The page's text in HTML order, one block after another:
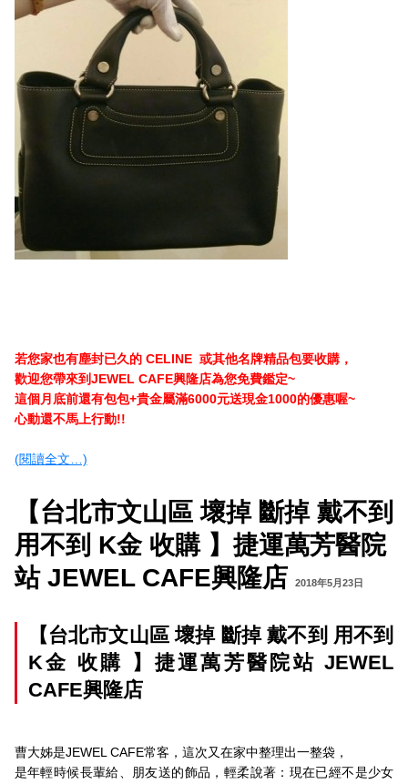
若您家也有塵封已久的 CELINE或其他名牌精品包要收購，
歡迎您帶來到JEWEL CAFE興隆店為您免費鑑定~
這個月底前還有包包+貴金屬滿6000元送現金1000的優惠喔~
心動還不馬上行動!!
(閱讀全文…)
【台北市文山區 壞掉 斷掉 戴不到
用不到 K金 收購 】捷運萬芳醫院
站 JEWEL CAFE興隆店
2018年5月23日
【台北市文山區 壞掉 斷掉 戴不到 用不到
K金 收購 】捷運萬芳醫院站 JEWEL
CAFE興隆店
曹大姊是JEWEL CAFE常客，這次又在家中整理出一整袋，
是年輕時候長輩給、朋友送的飾品，輕柔說著：現在已經不是少女